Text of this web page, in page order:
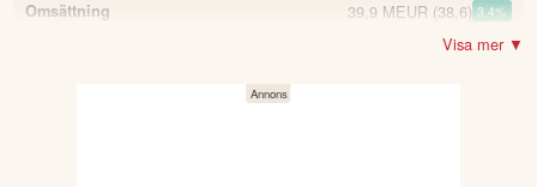
Omsättning
39,9 MEUR (38,6) 3.4%
(10,2) 13.7%
Visa mer ▼